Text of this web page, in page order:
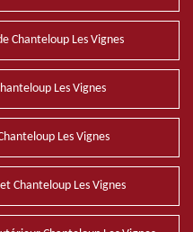
Chanteloup Les Vignes
Les Vignes
Les Vignes
Chanteloup Les Vignes